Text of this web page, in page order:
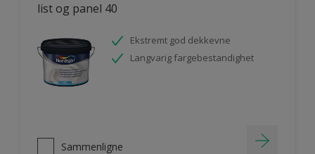
list og panel 40
Ekstremt god dekkevne
Langvarig fargebestandighet
Sammenligne